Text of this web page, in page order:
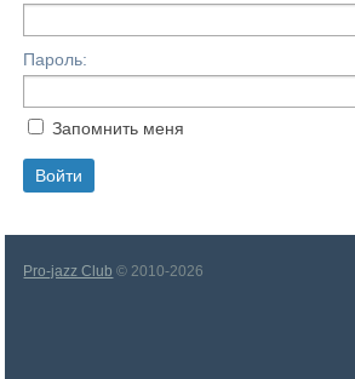
Пароль:
Запомнить меня
Pro-jazz Club © 2010-2026